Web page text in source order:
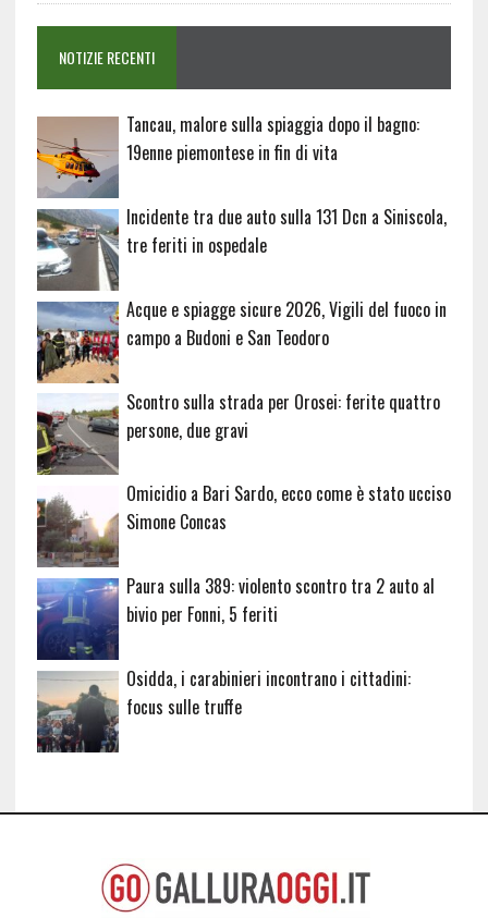
NOTIZIE RECENTI
Tancau, malore sulla spiaggia dopo il bagno:
19enne piemontese in fin di vita
Incidente tra due auto sulla 131 Dcn a Siniscola,
tre feriti in ospedale
Acque e spiagge sicure 2026, Vigili del fuoco in
campo a Budoni e San Teodoro
Scontro sulla strada per Orosei: ferite quattro
persone, due gravi
Omicidio a Bari Sardo, ecco come è stato ucciso
Simone Concas
Paura sulla 389: violento scontro tra 2 auto al
bivio per Fonni, 5 feriti
Osidda, i carabinieri incontrano i cittadini:
focus sulle truffe